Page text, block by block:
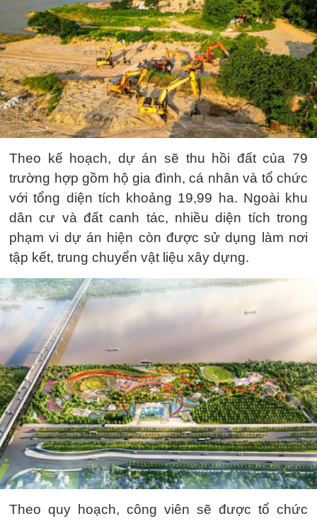
Theo kế hoạch, dự án sẽ thu hồi đất của 79
trường hợp gồm hộ gia đình, cá nhân và tổ chức
với tổng diện tích khoảng 19,99 ha. Ngoài khu
dân cư và đất canh tác, nhiều diện tích trong
phạm vi dự án hiện còn được sử dụng làm nơi
tập kết, trung chuyển vật liệu xây dựng.
Theo quy hoạch, công viên sẽ được tổ chức